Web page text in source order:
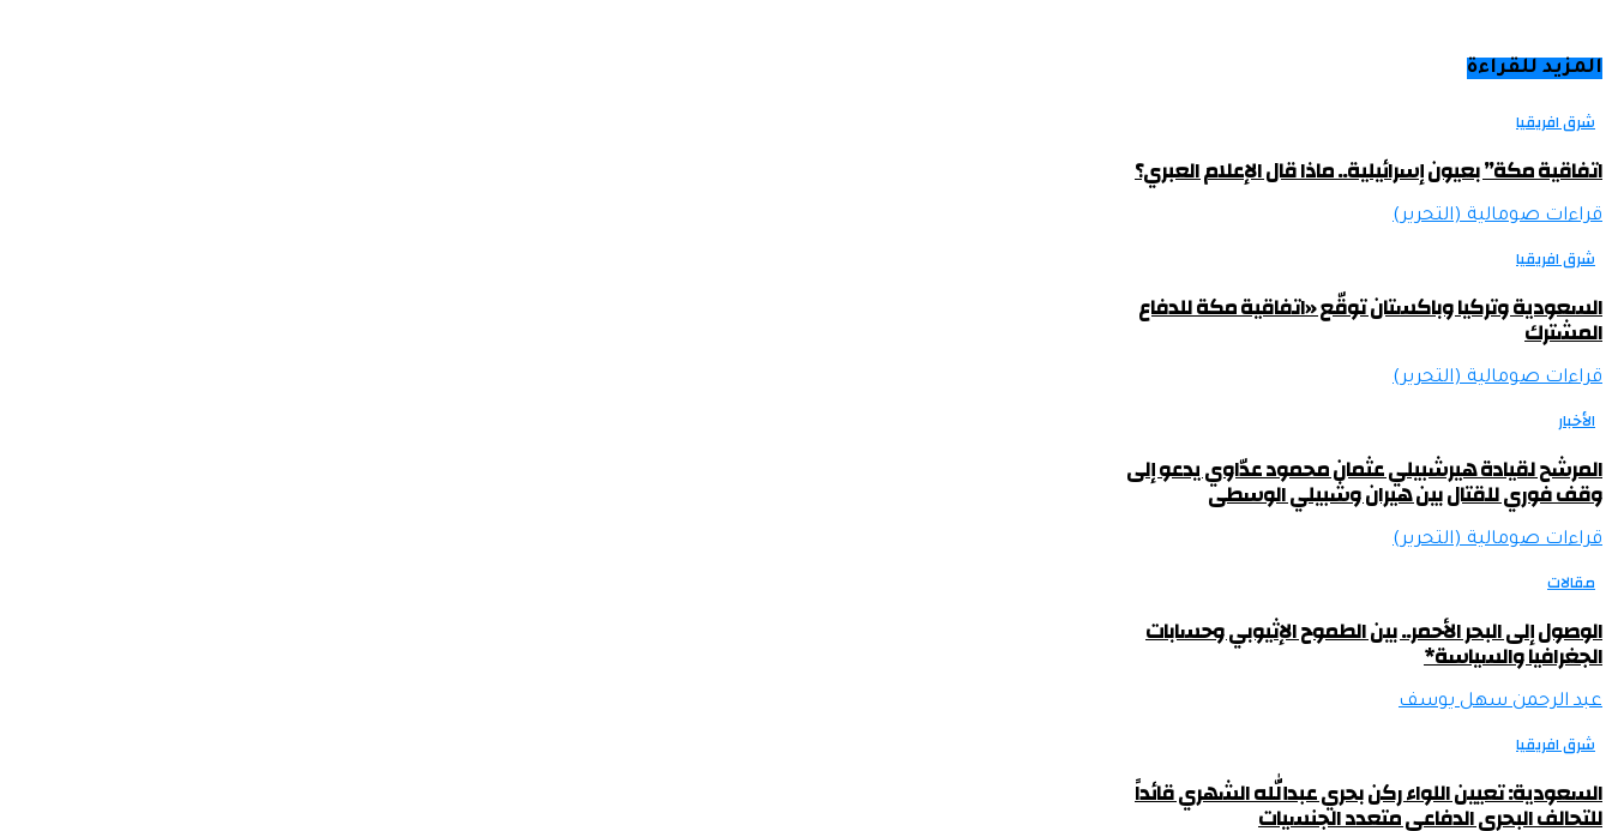
المزيد للقراءة
شرق افريقيا
اتفاقية مكة” بعيون إسرائيلية.. ماذا قال الإعلام العبري؟
قراءات صومالية (التحرير)
شرق افريقيا
السعودية وتركيا وباكستان توقّع «اتفاقية مكة للدفاع
المشترك
قراءات صومالية (التحرير)
الأخبار
المرشح لقيادة هيرشبيلي عثمان محمود عدّاوي يدعو إلى
وقف فوري للقتال بين هيران وشبيلي الوسطى
قراءات صومالية (التحرير)
مقالات
الوصول إلى البحر الأحمر.. بين الطموح الإثيوبي وحسابات
الجغرافيا والسياسة*
عبد الرحمن سهل يوسف
شرق افريقيا
السعودية: تعيين اللواء ركن بحري عبدالله الشهري قائداً
للتحالف البحري الدفاعي متعدد الجنسيات